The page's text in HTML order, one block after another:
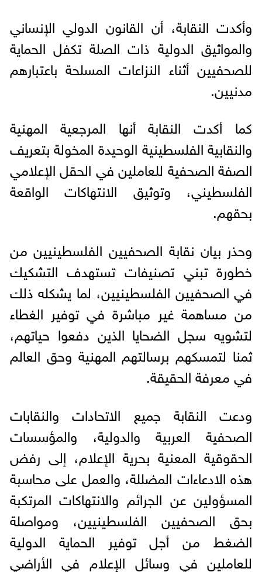
وأكدت النقابة، أن القانون الدولي الإنساني
والمواثيق الدولية ذات الصلة تكفل الحماية
للصحفيين أثناء النزاعات المسلحة باعتبارهم
مدنيين.
كما أكدت النقابة أنها المرجعية المهنية
والنقابية الفلسطينية الوحيدة المخولة بتعريف
الصفة الصحفية للعاملين في الحقل الإعلامي
الفلسطيني، وتوثيق الانتهاكات الواقعة
بحقهم.
وحذر بيان نقابة الصحفيين الفلسطينيين من
خطورة تبني تصنيفات تستهدف التشكيك
في الصحفيين الفلسطينيين، لما يشكله ذلك
من مساهمة غير مباشرة في توفير الغطاء
لتشويه سجل الضحايا الذين دفعوا حياتهم،
ثمنا لتمسكهم برسالتهم المهنية وحق العالم
في معرفة الحقيقة.
ودعت النقابة جميع الاتحادات والنقابات
الصحفية العربية والدولية، والمؤسسات
الحقوقية المعنية بحرية الإعلام، إلى رفض
هذه الادعاءات المضللة، والعمل على محاسبة
المسؤولين عن الجرائم والانتهاكات المرتكبة
بحق الصحفيين الفلسطينيين، ومواصلة
الضغط من أجل توفير الحماية الدولية
للعاملين في وسائل الإعلام في الأراضي